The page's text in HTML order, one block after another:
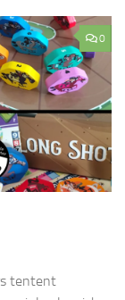
0
tentent